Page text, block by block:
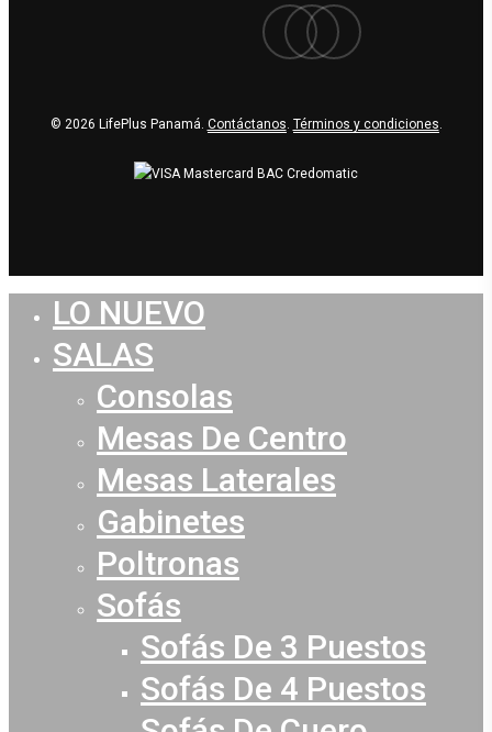
facebook
youtube
instagram
© 2026 LifePlus Panamá. Contáctanos Términos y condiciones
LO NUEVO
SALAS
Consolas
Mesas De Centro
Mesas Laterales
Gabinetes
Poltronas
Sofás
Sofás De 3 Puestos
Sofás De 4 Puestos